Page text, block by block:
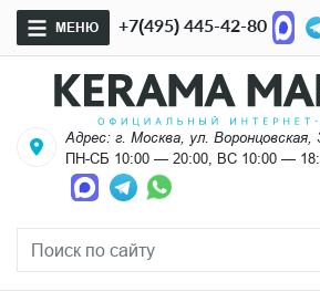
МЕНЮ +7(495) 445-42-80
Адрес: г. Москва, ул. Воронцовская,
ПН-СБ 10:00 — 20:00, ВС 10:00 —